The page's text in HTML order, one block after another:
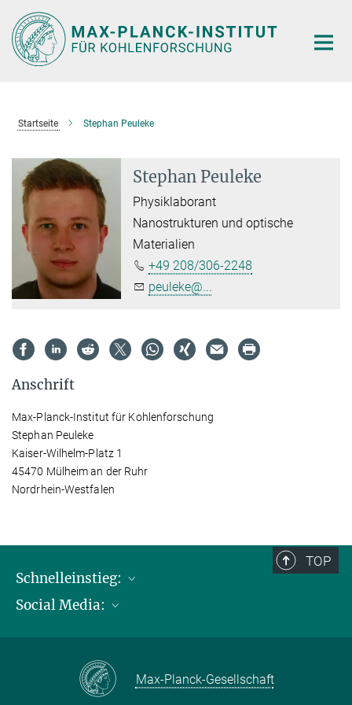
Hauptinhalt
Startseite Stephan Peuleke
Stephan Peuleke
Physiklaborant
Nanostrukturen und optische
Materialien
+49 208/306-2248
peuleke@...
Anschrift
Max-Planck-Institut für Kohlenforschung
Stephan Peuleke
Kaiser-Wilhelm-Platz 1
45470 Mülheim an der Ruhr
Nordrhein-Westfalen
TOP
Schnelleinstieg:
Publikationen
Kontakt und Anfahrtsbeschreibung
Social Media:
Max-Planck-Gesellschaft